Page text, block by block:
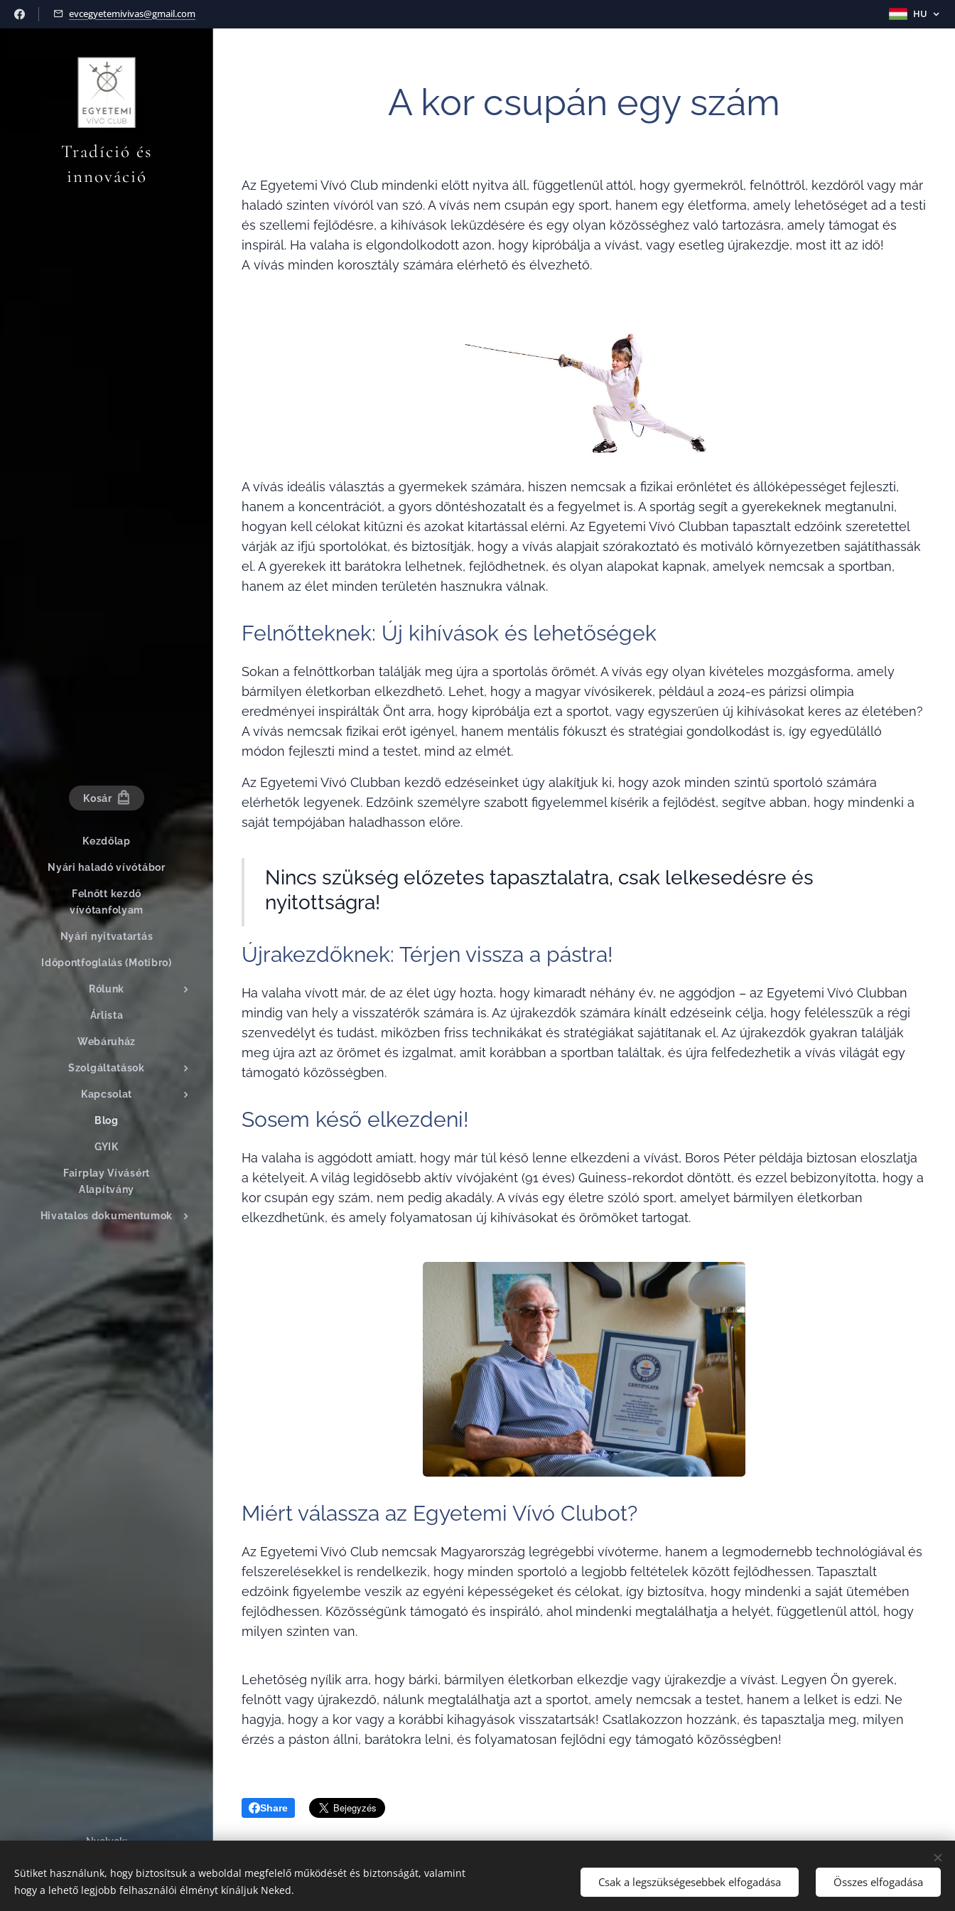
evcegyetemivivas@gmail.com HU
Tradíció és
innováció
Kosár
Kezdőlap
Nyári haladó vívótábor
Felnőtt kezdő
vívótanfolyam
Nyári nyitvatartás
Időpontfoglalás (Motibro)
Rólunk
Árlista
Webáruház
Szolgáltatások
Kapcsolat
Blog
GYIK
Fairplay Vívásért
Alapítvány
Hivatalos dokumentumok
A kor csupán egy szám
Az Egyetemi Vívó Club mindenki előtt nyitva áll, függetlenül attól, hogy gyermekről, felnőttről, kezdőről vagy már
haladó szinten vívóról van szó. A vívás nem csupán egy sport, hanem egy életforma, amely lehetőséget ad a testi
és szellemi fejlődésre, a kihívások leküzdésére és egy olyan közösséghez való tartozásra, amely támogat és
inspirál. Ha valaha is elgondolkodott azon, hogy kipróbálja a vívást, vagy esetleg újrakezdje, most itt az idő!
A vívás minden korosztály számára elérhető és élvezhető.
A vívás ideális választás a gyermekek számára, hiszen nemcsak a fizikai erőnlétet és állóképességet fejleszti,
hanem a koncentrációt, a gyors döntéshozatalt és a fegyelmet is. A sportág segít a gyerekeknek megtanulni,
hogyan kell célokat kitűzni és azokat kitartással elérni. Az Egyetemi Vívó Clubban tapasztalt edzőink szeretettel
várják az ifjú sportolókat, és biztosítják, hogy a vívás alapjait szórakoztató és motiváló környezetben sajátíthassák
el. A gyerekek itt barátokra lelhetnek, fejlődhetnek, és olyan alapokat kapnak, amelyek nemcsak a sportban,
hanem az élet minden területén hasznukra válnak.
Felnőtteknek: Új kihívások és lehetőségek
Sokan a felnőttkorban találják meg újra a sportolás örömét. A vívás egy olyan kivételes mozgásforma, amely
bármilyen életkorban elkezdhető. Lehet, hogy a magyar vívósikerek, például a 2024-es párizsi olimpia
eredményei inspirálták Önt arra, hogy kipróbálja ezt a sportot, vagy egyszerűen új kihívásokat keres az életében?
A vívás nemcsak fizikai erőt igényel, hanem mentális fókuszt és stratégiai gondolkodást is, így egyedülálló
módon fejleszti mind a testet, mind az elmét.
Az Egyetemi Vívó Clubban kezdő edzéseinket úgy alakítjuk ki, hogy azok minden szintű sportoló számára
elérhetők legyenek. Edzőink személyre szabott figyelemmel kísérik a fejlődést, segítve abban, hogy mindenki a
saját tempójában haladhasson előre.
Nincs szükség előzetes tapasztalatra, csak lelkesedésre és
nyitottságra!
Újrakezdőknek: Térjen vissza a pástra!
Ha valaha vívott már, de az élet úgy hozta, hogy kimaradt néhány év, ne aggódjon – az Egyetemi Vívó Clubban
mindig van hely a visszatérők számára is. Az újrakezdők számára kínált edzéseink célja, hogy felélesszük a régi
szenvedélyt és tudást, miközben friss technikákat és stratégiákat sajátítanak el. Az újrakezdők gyakran találják
meg újra azt az örömet és izgalmat, amit korábban a sportban találtak, és újra felfedezhetik a vívás világát egy
támogató közösségben.
Sosem késő elkezdeni!
Ha valaha is aggódott amiatt, hogy már túl késő lenne elkezdeni a vívást, Boros Péter példája biztosan eloszlatja
a kételyeit. A világ legidősebb aktív vívójaként (91 éves) Guiness-rekordot döntött, és ezzel bebizonyította, hogy a
kor csupán egy szám, nem pedig akadály. A vívás egy életre szóló sport, amelyet bármilyen életkorban
elkezdhetünk, és amely folyamatosan új kihívásokat és örömöket tartogat.
Miért válassza az Egyetemi Vívó Clubot?
Az Egyetemi Vívó Club nemcsak Magyarország legrégebbi vívóterme, hanem a legmodernebb technológiával és
felszerelésekkel is rendelkezik, hogy minden sportoló a legjobb feltételek között fejlődhessen. Tapasztalt
edzőink figyelembe veszik az egyéni képességeket és célokat, így biztosítva, hogy mindenki a saját ütemében
fejlődhessen. Közösségünk támogató és inspiráló, ahol mindenki megtalálhatja a helyét, függetlenül attól, hogy
milyen szinten van.
Lehetőség nyílik arra, hogy bárki, bármilyen életkorban elkezdje vagy újrakezdje a vívást. Legyen Ön gyerek,
felnőtt vagy újrakezdő, nálunk megtalálhatja azt a sportot, amely nemcsak a testet, hanem a lelket is edzi. Ne
hagyja, hogy a kor vagy a korábbi kihagyások visszatartsák! Csatlakozzon hozzánk, és tapasztalja meg, milyen
érzés a páston állni, barátokra lelni, és folyamatosan fejlődni egy támogató közösségben!
Share
A képeket biztosította: EVC
Nyelvek
Sütiket használunk, hogy biztosítsuk a weboldal megfelelő működését és biztonságát, valamint
hogy a lehető legjobb felhasználói élményt kínáljuk Neked.
Csak a legszükségesebbek elfogadása Összes elfogadása